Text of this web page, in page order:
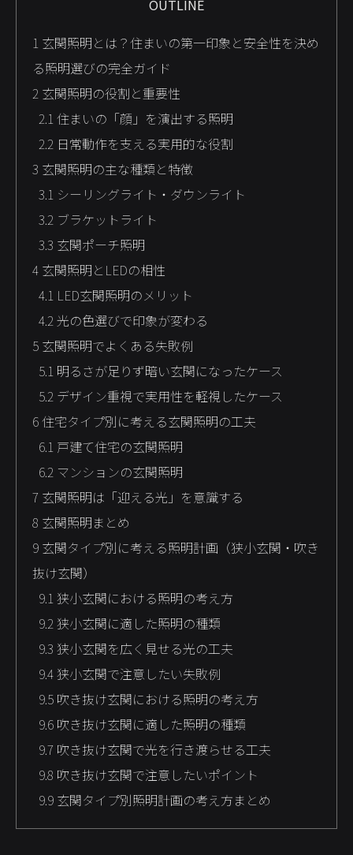
OUTLINE
1 玄関照明とは？住まいの第一印象と安全性を決め
る照明選びの完全ガイド
2 玄関照明の役割と重要性
2.1住まいの「顔」を演出する照明
2.2 日常動作を支える実用的な役割
3 玄関照明の主な種類と特徴
3.1 シーリングライト・ダウンライト
3.2 ブラケットライト
3.3 玄関ポーチ照明
4 玄関照明とLEDの相性
4.1 LED玄関照明のメリット
4.2光の色選びで印象が変わる
5 玄関照明でよくある失敗例
5.1 明るさが足りず暗い玄関になったケース
5.2 デザイン重視で実用性を軽視したケース
6住宅タイプ別に考える玄関照明の工夫
6.1 戸建て住宅の玄関照明
6.2 マンションの玄関照明
7 玄関照明は「迎える光」を意識する
8 玄関照明まとめ
9 玄関タイプ別に考える照明計画（狭小玄関・吹き
抜け玄関）
9.1狭小玄関における照明の考え方
9.2狭小玄関に適した照明の種類
9.3 狭小玄関を広く見せる光の工夫
9.4狭小玄関で注意したい失敗例
9.5 吹き抜け玄関における照明の考え方
9.6 吹き抜け玄関に適した照明の種類
9.7 吹き抜け玄関で光を行き渡らせる工夫
9.8 吹き抜け玄関で注意したいポイント
9.9 玄関タイプ別照明計画の考え方まとめ